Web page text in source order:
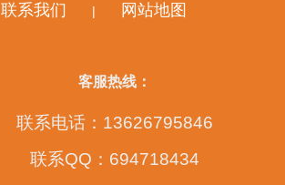
联系我们 | 网站地图
客服热线：
联系电话：13626795846
联系QQ：694718434